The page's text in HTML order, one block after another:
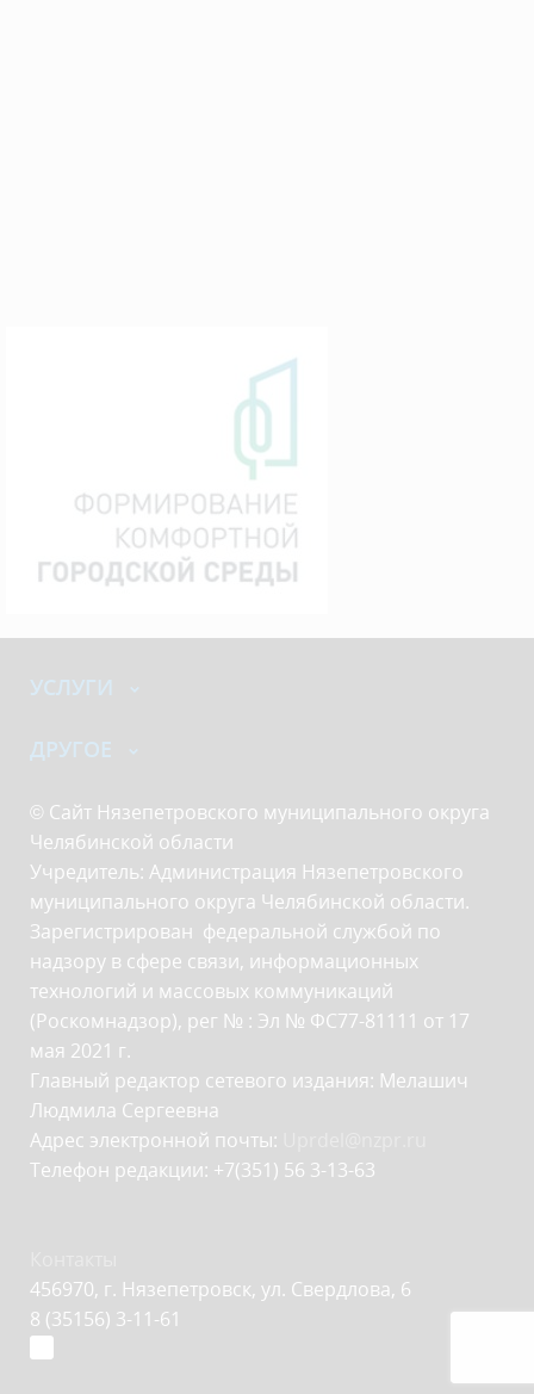
УСЛУГИ
ДРУГОЕ
© Сайт Нязепетровского муниципального округа
Челябинской области
Учредитель: Администрация Нязепетровского
муниципального округа Челябинской области.
Зарегистрирован федеральной службой по
надзору в сфере связи, информационных
технологий и массовых коммуникаций
(Роскомнадзор), рег № : Эл № ФС77-81111 от 17
мая 2021 г.
Главный редактор сетевого издания: Мелашич
Людмила Сергеевна
Адрес электронной почты:
Телефон редакции: +7(351) 56 3-13-63
456970, г. Нязепетровск, ул. Свердлова, 6
8 (35156) 3-11-61